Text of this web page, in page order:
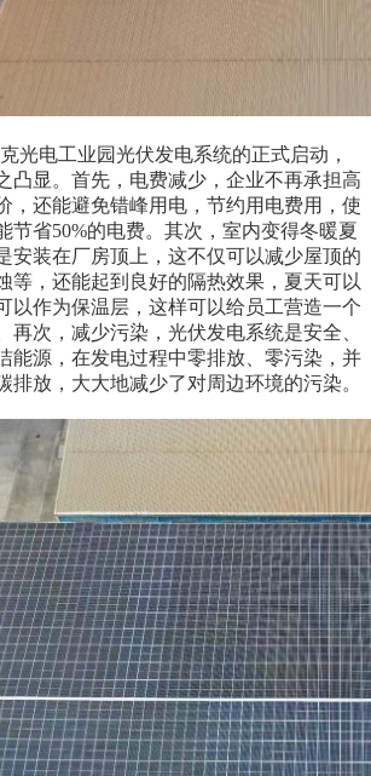
电工业园光伏发电系统的正式启动，
凸显。首先，电费减少，企业不再承担高
，还能避免错峰用电，节约用电费用，使
节省50%的电费。其次，室内变得冬暖夏
安装在厂房顶上，这不仅可以减少屋顶的
等，还能起到良好的隔热效果，夏天可以
以作为保温层，这样可以给员工营造一个
再次，减少污染，光伏发电系统是安全、
能源，在发电过程中零排放、零污染，并
排放，大大地减少了对周边环境的污染。